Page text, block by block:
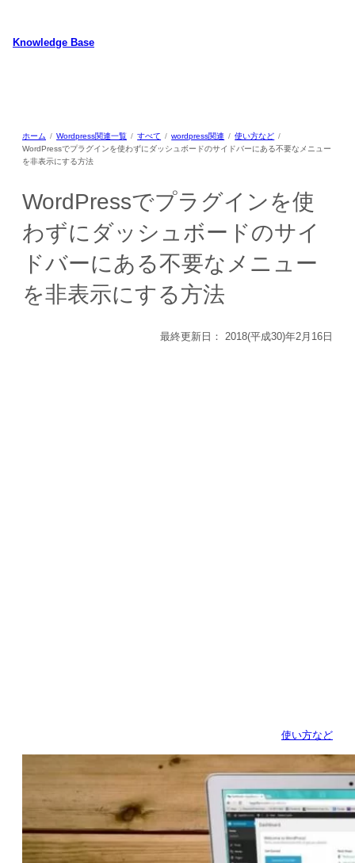
をKnowledge Base
ホーム Wordpress関連一覧 すべて wordpress関連
使い方など
WordPressでプラグインを使わずにダッシュボードのサイドバーにある不要なメニュー
を非表示にする方法
WordPressでプラグインを使
わずにダッシュボードのサイ
ドバーにある不要なメニュー
を非表示にする方法
最終更新日： 2018(平成30)年2月16日
使い方など